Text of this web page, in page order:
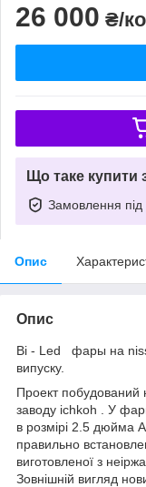
26 000 ₴/
Що таке купити
Замовлення під
Опис
Опис
Bi - Led фары на
випуску.
Проект побудований
заводу ichkoh . У
в розмірі 2.5 дюйма
правильно
виготовленої з
Зовнішній вигляд